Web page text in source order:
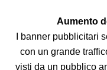
Aumento
I banner pubblicitari
con un grande
visti da un pubblico